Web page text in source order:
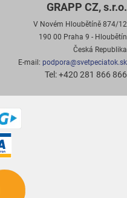
GRAPP CZ, s.r.o.
V Novém Hloubětíně 874/12
190 00 Praha 9 - Hloubětín
Česká Republika
E-mail: podpora@svetpeciatok.sk
Tel: +420 281 866 866